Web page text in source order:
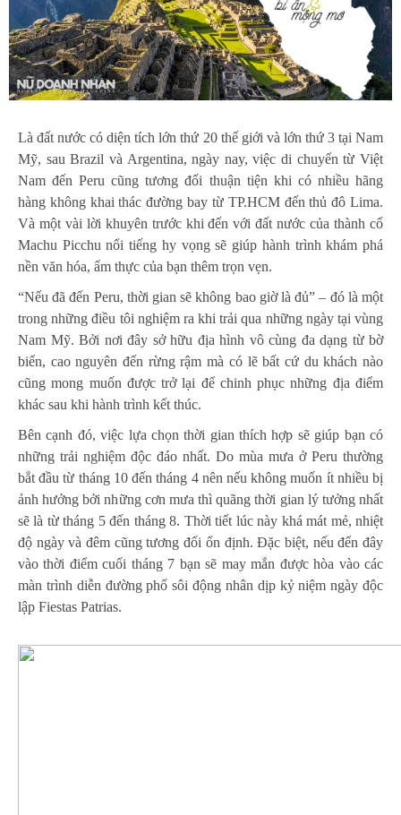
Là đất nước có diện tích lớn thứ 20 thế giới và lớn thứ 3 tại Nam
Mỹ, sau Brazil và Argentina, ngày nay, việc di chuyển từ Việt
Nam đến Peru cũng tương đối thuận tiện khi có nhiều hãng
hàng không khai thác đường bay từ TP.HCM đến thủ đô Lima.
Và một vài lời khuyên trước khi đến với đất nước của thành cổ
Machu Picchu nổi tiếng hy vọng sẽ giúp hành trình khám phá
nền văn hóa, ẩm thực của bạn thêm trọn vẹn.
“Nếu đã đến Peru, thời gian sẽ không bao giờ là đủ” – đó là một
trong những điều tôi nghiệm ra khi trải qua những ngày tại vùng
Nam Mỹ. Bởi nơi đây sở hữu địa hình vô cùng đa dạng từ bờ
biển, cao nguyên đến rừng rậm mà có lẽ bất cứ du khách nào
cũng mong muốn được trở lại để chinh phục những địa điểm
khác sau khi hành trình kết thúc.
Bên cạnh đó, việc lựa chọn thời gian thích hợp sẽ giúp bạn có
những trải nghiệm độc đáo nhất. Do mùa mưa ở Peru thường
bắt đầu từ tháng 10 đến tháng 4 nên nếu không muốn ít nhiều bị
ảnh hưởng bởi những cơn mưa thì quãng thời gian lý tưởng nhất
sẽ là từ tháng 5 đến tháng 8. Thời tiết lúc này khá mát mẻ, nhiệt
độ ngày và đêm cũng tương đối ổn định. Đặc biệt, nếu đến đây
vào thời điểm cuối tháng 7 bạn sẽ may mắn được hòa vào các
màn trình diễn đường phố sôi động nhân dịp kỷ niệm ngày độc
lập Fiestas Patrias.